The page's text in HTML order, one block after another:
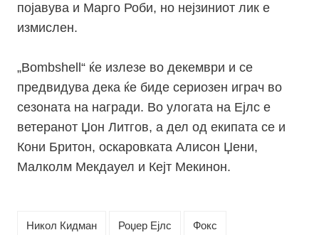
појавува и Марго Роби, но нејзиниот лик е
измислен.
„Bombshell “ ќе излезе во декември и се
предвидува дека ќе биде сериозен играч во
сезоната на награди. Во улогата на Ејлс е
ветеранот Џон Литгов, а дел од екипата се и
Кони Бритон, оскаровката Алисон Џени,
Малколм Мекдауел и Кејт Мекинон.
Никол Кидман Роџер Ејлс Фокс